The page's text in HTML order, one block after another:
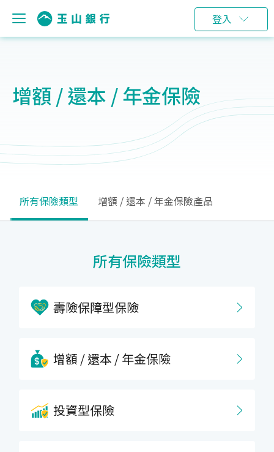
登入
增額 / 還本 / 年金保險
所有保險類型 增額 / 還本 / 年金保險產品
所有保險類型
壽險保障型保險
增額 / 還本 / 年金保險
投資型保險